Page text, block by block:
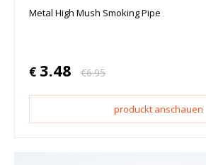
Metal High Mush Smoking Pipe
€ 3.48 €6.95
produckt anschauen